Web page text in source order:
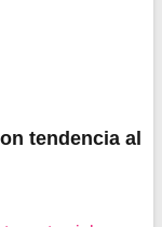
tendencia al